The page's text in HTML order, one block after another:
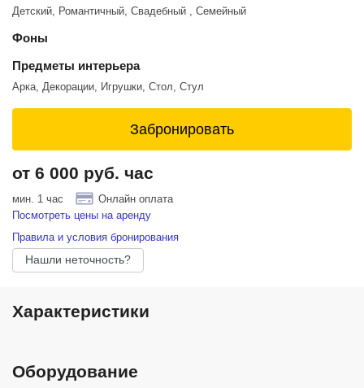
Детский, Романтичный, Свадебный , Семейный
Фоны
Предметы интерьера
Арка, Декорации, Игрушки, Стол, Стул
Забронировать
от 6 000 руб. час
мин. 1 час
Онлайн оплата
Посмотреть цены на аренду
Правила и условия бронирования
Нашли неточность?
Характеристики
Оборудование